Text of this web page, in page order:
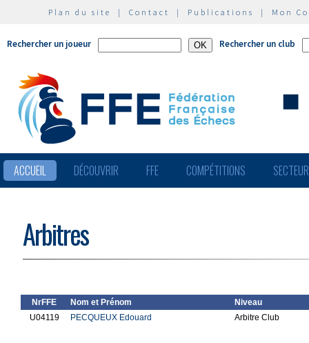
Plan du site | Contact | Publications | Mon
Rechercher un joueur Rechercher un club
ACCUEIL DÉCOUVRIR FFE COMPÉTITIONS
Arbitres
NrFFE Nom et Prénom
Niveau
U04119
PECQUEUX Edouard Arbitre Club